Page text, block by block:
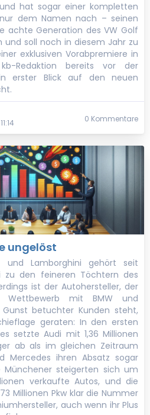
hat sogar einer kompletten
dem Namen nach – seinen
achte Generation des VW Golf
soll noch in diesem Jahr zu
exklusiven Vorabpremiere in
Redaktion bereits vor der
erster Blick auf den neuen
0 Kommentare
ungelöst
und Lamborghini gehört seit
zu den feineren Töchtern des
ist der Autohersteller, der
mit BMW und
betuchter Kunden steht,
geraten: In den ersten
setzte Audi mit 1,36 Millionen
ab als im gleichen Zeitraum
Mercedes ihren Absatz sogar
Münchener steigerten sich um
verkaufte Autos, und die
Millionen Pkw klar die Nummer
auch wenn ihr Plus